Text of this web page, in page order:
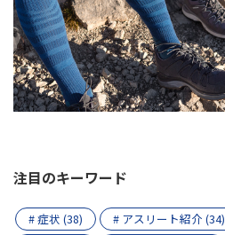
注目のキーワード
# 症状 (38) # アスリート紹介 (34)